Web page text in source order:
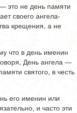
это не день памяти
своего ангела-
крещения, а не
что в день именин
День ангела —
святого, в честь
его именин или
и часто эти